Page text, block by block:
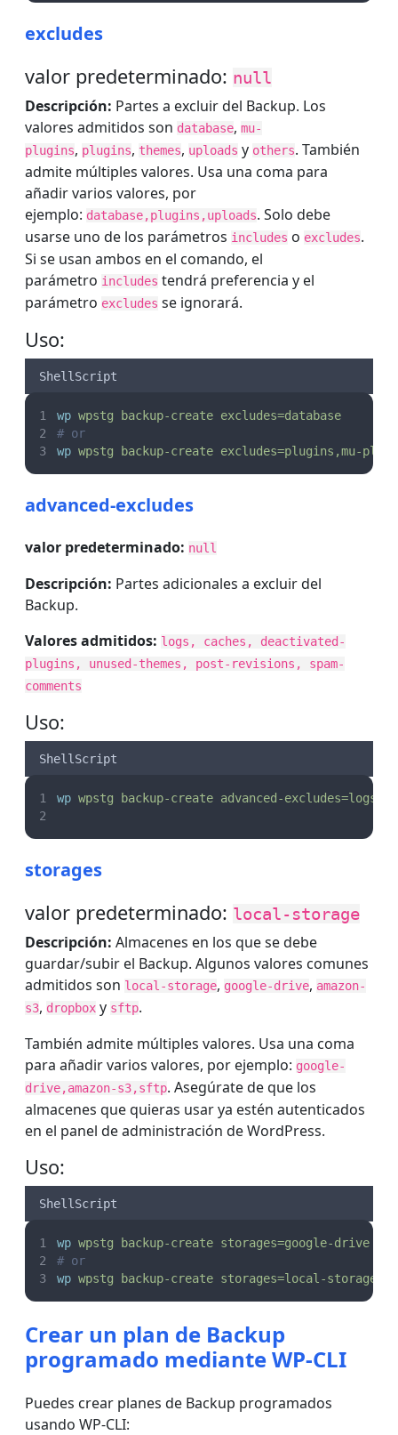
excludes
valor predeterminado: null
Descripción: Partes a excluir del Backup. Los
valores admitidos son database, mu-
plugins, plugins, themes, uploads y others. También
admite múltiples valores. Usa una coma para
añadir varios valores, por
ejemplo: database,plugins,uploads. Solo debe
usarse uno de los parámetros includes o excludes.
Si se usan ambos en el comando, el
parámetro includes tendrá preferencia y el
parámetro excludes se ignorará.
Uso:
ShellScript
wp wpstg backup-create excludes=database
# or
wp wpstg backup-create excludes=plugins,mu-
advanced-excludes
valor predeterminado: null
Descripción: Partes adicionales a excluir del
Backup.
Valores admitidos: logs, caches, deactivated-
plugins, unused-themes, post-revisions, spam-
comments
Uso:
ShellScript
wp wpstg backup-create advanced-
storages
valor predeterminado: local-storage
Descripción: Almacenes en los que se debe
guardar/subir el Backup. Algunos valores comunes
admitidos son local-storage, google-drive, amazon-
s3, dropbox y sftp.
También admite múltiples valores. Usa una coma
para añadir varios valores, por ejemplo: google-
drive,amazon-s3,sftp. Asegúrate de que los
almacenes que quieras usar ya estén autenticados
en el panel de administración de WordPress.
Uso:
ShellScript
wp wpstg backup-create storages=google-drive
# or
wp wpstg backup-create storages=local-
Crear un plan de Backup
programado mediante WP-CLI
Puedes crear planes de Backup programados
usando WP-CLI: